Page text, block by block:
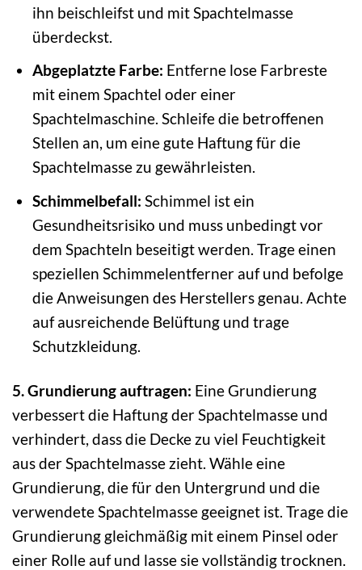
ihn beischleifst und mit Spachtelmasse
überdeckst.
Abgeplatzte Farbe: Entferne lose Farbreste
mit einem Spachtel oder einer
Spachtelmaschine. Schleife die betroffenen
Stellen an, um eine gute Haftung für die
Spachtelmasse zu gewährleisten.
Schimmelbefall: Schimmel ist ein
Gesundheitsrisiko und muss unbedingt vor
dem Spachteln beseitigt werden. Trage einen
speziellen Schimmelentferner auf und befolge
die Anweisungen des Herstellers genau. Achte
auf ausreichende Belüftung und trage
Schutzkleidung.
5. Grundierung auftragen: Eine Grundierung
verbessert die Haftung der Spachtelmasse und
verhindert, dass die Decke zu viel Feuchtigkeit
aus der Spachtelmasse zieht. Wähle eine
Grundierung, die für den Untergrund und die
verwendete Spachtelmasse geeignet ist. Trage die
Grundierung gleichmäßig mit einem Pinsel oder
einer Rolle auf und lasse sie vollständig trocknen.